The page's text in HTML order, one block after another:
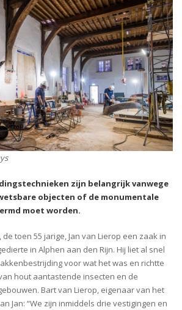
zijn belangrijk vanwege
objecten of de monumentale
moet worden.
de toen 55 jarige, Jan van Lierop een zaak in
in Alphen aan den Rijn. Hij liet al snel
voor wat het was en richtte
hout aantastende insecten en de
Bart van Lierop, eigenaarvan het
Jan: “We zijn inmiddels drie vestigingen en